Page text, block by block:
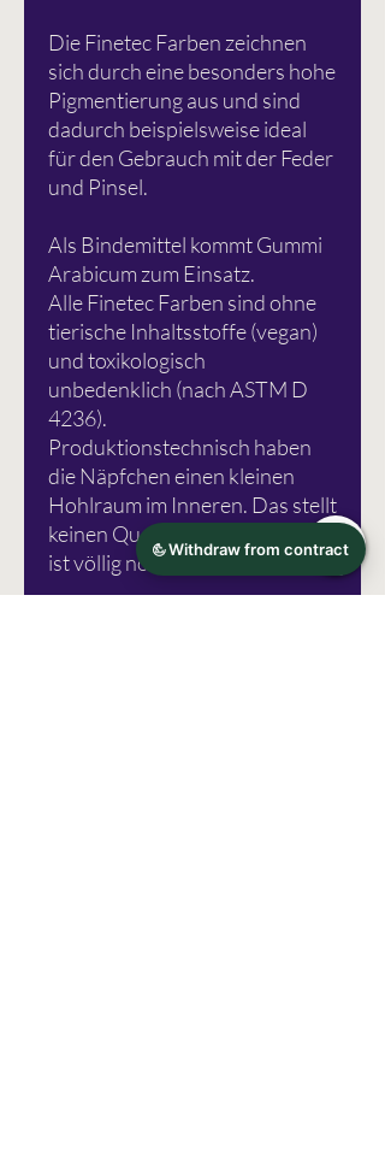
Die Finetec Farben zeichnen
sich durch eine besonders hohe
Pigmentierung aus und sind
dadurch beispielsweise ideal
für den Gebrauch mit der Feder
und Pinsel.
Als Bindemittel kommt Gummi
Arabicum zum Einsatz.
Alle Finetec Farben sind ohne
tierische Inhaltsstoffe (vegan)
und toxikologisch
unbedenklich (nach ASTM D
4236).
Produktionstechnisch haben
die Näpfchen einen kleinen
Hohlraum im Inneren. Das stellt
keinen Qualitätsmangel dar und
ist völlig normal.